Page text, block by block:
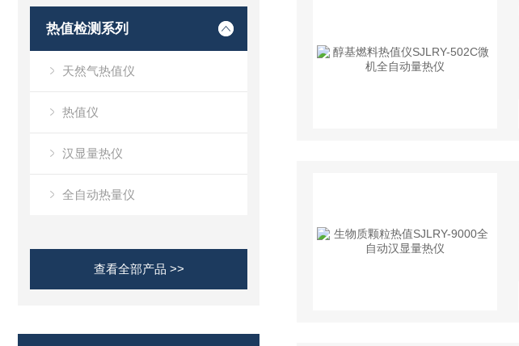
热值检测系列
天然气热值仪
热值仪
汉显量热仪
全自动热量仪
查看全部产品 >>